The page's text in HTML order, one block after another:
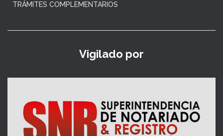
TRÁMITES COMPLEMENTARIOS
Vigilado por